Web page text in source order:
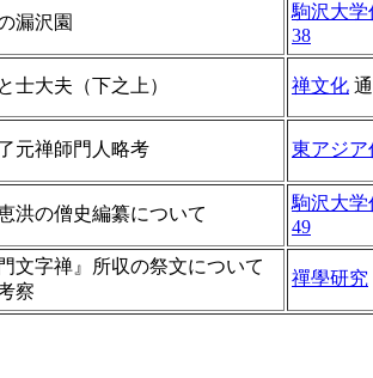
漏沢園
駒沢大学
38
士大夫（下之上） 禅文化
元禅師門人略考 東アジア
洪の僧史編纂について
駒沢大学
49
門文字禅』所収の祭文について
察
禪學研究